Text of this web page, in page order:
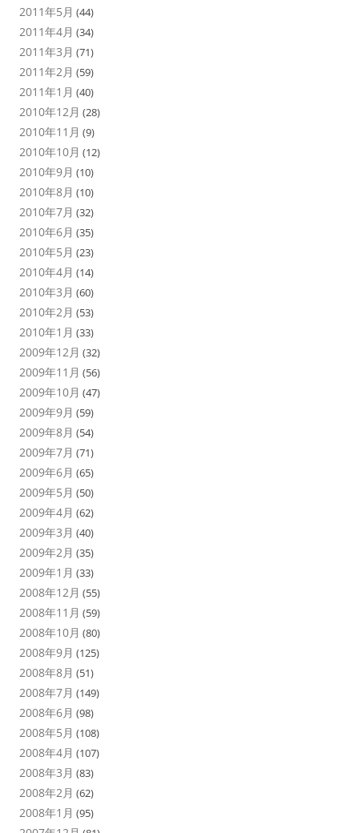
2011年5月 (44)
2011年4月 (34)
2011年3月 (71)
2011年2月 (59)
2011年1月 (40)
2010年12月 (28)
2010年11月 (9)
2010年10月 (12)
2010年9月 (10)
2010年8月 (10)
2010年7月 (32)
2010年6月 (35)
2010年5月 (23)
2010年4月 (14)
2010年3月 (60)
2010年2月 (53)
2010年1月 (33)
2009年12月 (32)
2009年11月 (56)
2009年10月 (47)
2009年9月 (59)
2009年8月 (54)
2009年7月 (71)
2009年6月 (65)
2009年5月 (50)
2009年4月 (62)
2009年3月 (40)
2009年2月 (35)
2009年1月 (33)
2008年12月 (55)
2008年11月 (59)
2008年10月 (80)
2008年9月 (125)
2008年8月 (51)
2008年7月 (149)
2008年6月 (98)
2008年5月 (108)
2008年4月 (107)
2008年3月 (83)
2008年2月 (62)
2008年1月 (95)